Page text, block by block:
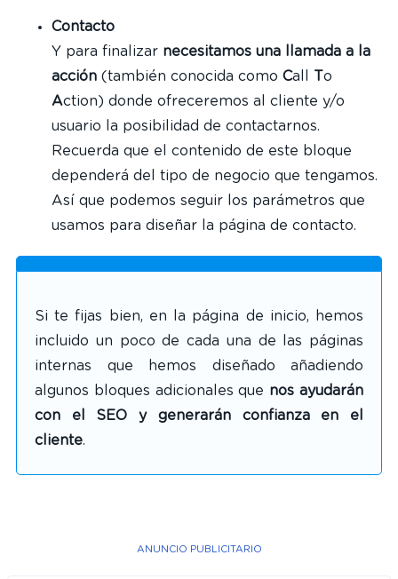
Contacto
Y para finalizar necesitamos una llamada a la
acción (también conocida como Call To
Action) donde ofreceremos al cliente y/o
usuario la posibilidad de contactarnos.
Recuerda que el contenido de este bloque
dependerá del tipo de negocio que tengamos.
Así que podemos seguir los parámetros que
usamos para diseñar la página de contacto.
Si te fijas bien, en la página de inicio, hemos
incluido un poco de cada una de las páginas
internas que hemos diseñado añadiendo
algunos bloques adicionales que nos ayudarán
con el SEO y generarán confianza en el
cliente.
ANUNCIO PUBLICITARIO